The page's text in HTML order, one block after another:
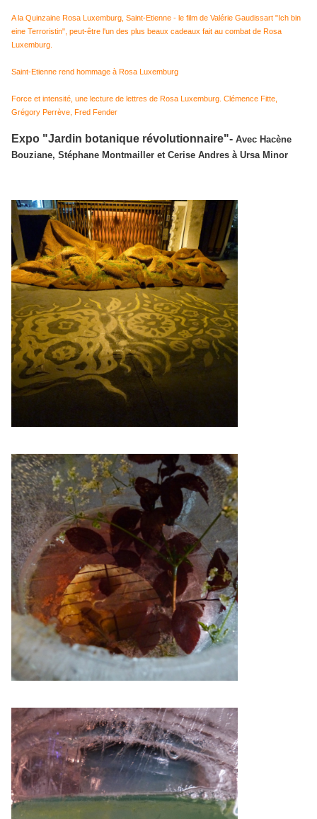
A la Quinzaine Rosa Luxemburg, Saint-Etienne - le film de Valérie Gaudissart "Ich bin
eine Terroristin", peut-être l'un des plus beaux cadeaux fait au combat de Rosa
Luxemburg.
Saint-Etienne rend hommage à Rosa Luxemburg
Force et intensité, une lecture de lettres de Rosa Luxemburg. Clémence Fitte,
Grégory Perrève, Fred Fender
Expo "Jardin botanique révolutionnaire"- Avec Hacène
Bouziane, Stéphane Montmailler et Cerise Andres à Ursa Minor